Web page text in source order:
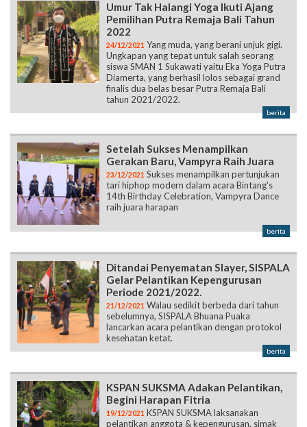
Umur Tak Halangi Yoga Ikuti Ajang
Pemilihan Putra Remaja Bali Tahun
2022
24/12/2021 Yang muda, yang berani unjuk gigi.
Ungkapan yang tepat untuk salah seorang
siswa SMAN 1 Sukawati yaitu Eka Yoga Putra
Diamerta, yang berhasil lolos sebagai grand
finalis dua belas besar Putra Remaja Bali
tahun 2021/2022.
berita
Setelah Sukses Menampilkan
Gerakan Baru, Vampyra Raih Juara
23/12/2021 Sukses menampilkan pertunjukan
tari hiphop modern dalam acara Bintang's
14th Birthday Celebration, Vampyra Dance
raih juara harapan
berita
Ditandai Penyematan Slayer, SISPALA
Gelar Pelantikan Kepengurusan
Periode 2021/2022.
21/12/2021 Walau sedikit berbeda dari tahun
sebelumnya, SISPALA Bhuana Puaka
lancarkan acara pelantikan dengan protokol
kesehatan ketat.
berita
KSPAN SUKSMA Adakan Pelantikan,
Begini Harapan Fitria
19/12/2021 KSPAN SUKSMA laksanakan
pelantikan anggota & kepengurusan, simak